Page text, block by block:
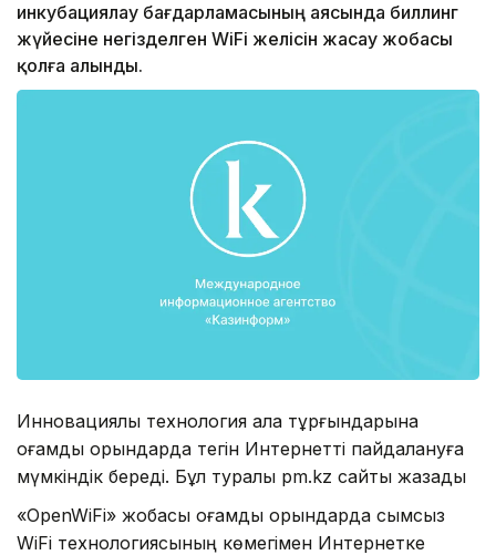
инкубациялау бағдарламасының аясында биллинг
жүйесіне негізделген WiFi желісін жасау жобасы
қолға алынды.
Инновациялық технология қала тұрғындарына
қоғамдық орындарда тегін Интернетті пайдалануға
мүмкіндік береді. Бұл туралы pm.kz сайты жазады
«OpenWiFi» жобасы қоғамдық орындарда сымсыз
WiFi технологиясының көмегімен Интернетке